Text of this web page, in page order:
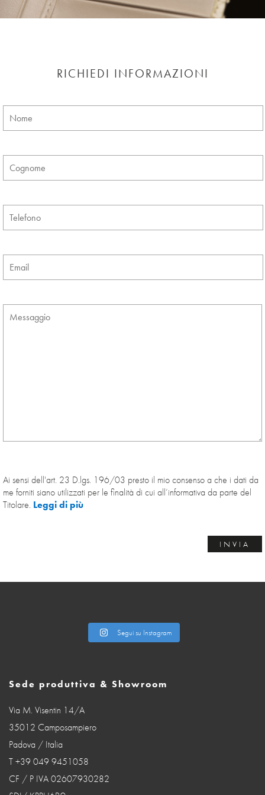
RICHIEDI INFORMAZIONI
Ai sensi dell'art. 23 D.lgs. 196/03 presto il mio consenso a che i dati da
me forniti siano utilizzati per le finalità di cui all’informativa da parte del
Titolare. Leggi di più
Segui su Instagram
Sede produttiva & Showroom
Via M. Visentin 14/A
35012 Camposampiero
Padova / Italia
T +39 049 9451058
CF / P IVA 02607930282